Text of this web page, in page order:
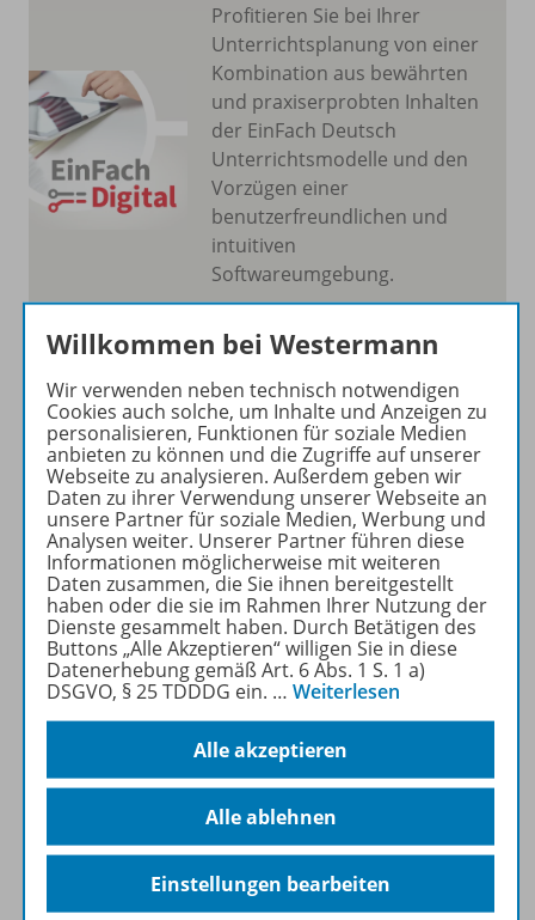
Profitieren Sie bei Ihrer
Unterrichtsplanung von einer
Kombination aus bewährten
und praxiserprobten Inhalten
der EinFach Deutsch
Unterrichtsmodelle und den
Vorzügen einer
benutzerfreundlichen und
intuitiven
Softwareumgebung.
Mehr erfahren
Produktinformationen
Beschreibung
Zugehörige Produkte
Inhaltsverzeichnis
Empfehlungen der Redaktion
Willkommen bei Westermann
Wir verwenden neben technisch notwendigen
Cookies auch solche, um Inhalte und Anzeigen zu
personalisieren, Funktionen für soziale Medien
anbieten zu können und die Zugriffe auf unserer
Webseite zu analysieren. Außerdem geben wir
Daten zu ihrer Verwendung unserer Webseite an
unsere Partner für soziale Medien, Werbung und
Analysen weiter. Unserer Partner führen diese
Informationen möglicherweise mit weiteren
Daten zusammen, die Sie ihnen bereitgestellt
haben oder die sie im Rahmen Ihrer Nutzung der
Dienste gesammelt haben. Durch Betätigen des
Buttons „Alle Akzeptieren“ willigen Sie in diese
Datenerhebung gemäß Art. 6 Abs. 1 S. 1 a)
DSGVO, § 25 TDDDG ein. … Weiterlesen
Alle akzeptieren
Alle ablehnen
Einstellungen bearbeiten